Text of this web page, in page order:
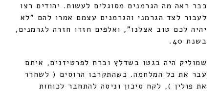
כבר ראה מה הגרמנים מסוגלים לעשות. יהודים רצו
לעבור לצד הגרמני והגרמנים עצמם אמרו להם "לא
יהיה לכם טוב אצלנו", ואלפים חזרו חזרה לגרמנים,
בשנת 40.
שמוליק היה בגטו בשדלץ וברח לפרטיזנים, איתם
עבר את כל המלחמה. כשהתקרבו הרוסים ( לשחרר
את פולין ), לקח סיכון וניסה להתחבר לכוחות